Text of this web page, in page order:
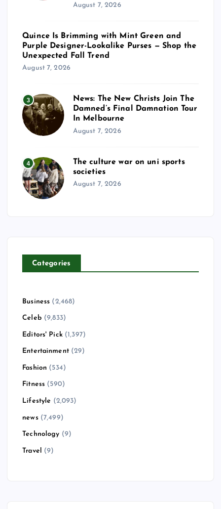
August 7, 2026
Quince Is Brimming with Mint Green and
Purple Designer-Lookalike Purses — Shop the
Unexpected Fall Trend
August 7, 2026
3
News: The New Christs Join The
Damned’s Final Damnation Tour
In Melbourne
August 7, 2026
4
The culture war on uni sports
societies
August 7, 2026
Categories
Business (2,468)
Celeb (9,833)
Editors' Pick(1,397)
Entertainment(29)
Fashion (534)
Fitness (590)
Lifestyle (2,093)
news(7,499)
Technology (9)
Travel (9)